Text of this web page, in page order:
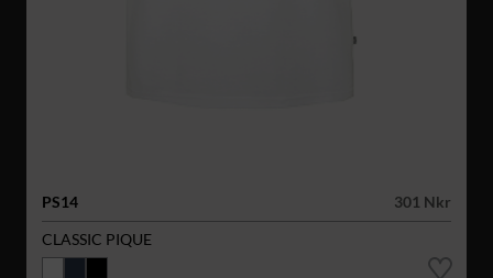
PS14
301 Nkr
CLASSIC PIQUE